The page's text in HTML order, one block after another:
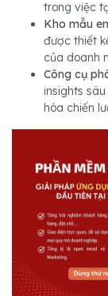
trong việc
Kho mẫu
được thiết
của doanh
Công cụ
insights
hóa chiến